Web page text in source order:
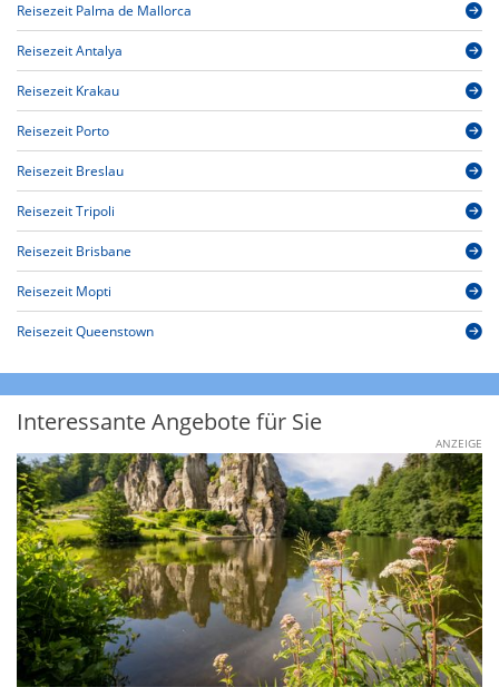
Reisezeit Palma de Mallorca
Reisezeit Antalya
Reisezeit Krakau
Reisezeit Porto
Reisezeit Breslau
Reisezeit Tripoli
Reisezeit Brisbane
Reisezeit Mopti
Reisezeit Queenstown
Interessante Angebote für Sie
ANZEIGE